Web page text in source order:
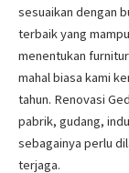
k
f -
sesuaikan dengan
terbaik yang
menentukan
mahal biasa kami
tahun. Renovasi
pabrik, gudang,
sebagainya perlu
terjaga.